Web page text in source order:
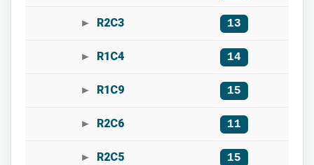
R2C3 13
R1C4 14
R1C9 15
R2C6 11
R2C5 15